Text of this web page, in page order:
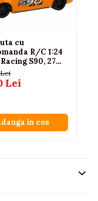
cu
R/C 1:24
S90, 27
6+ ani
Lei
in cos